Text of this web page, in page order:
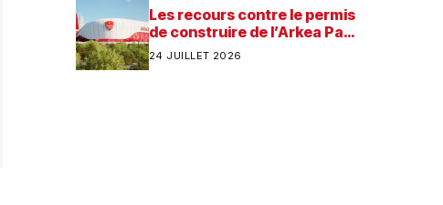
Les recours contre le permis
de construire de l’Arkea Park
ont été rejetés par la justice.
24 JUILLET 2026